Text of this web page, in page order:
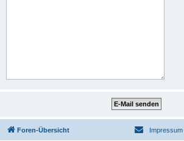
Foren-Übersicht Impressum